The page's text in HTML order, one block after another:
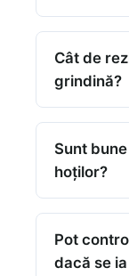
Cât de
grindină?
Sunt
hoților?
Pot
dacă se